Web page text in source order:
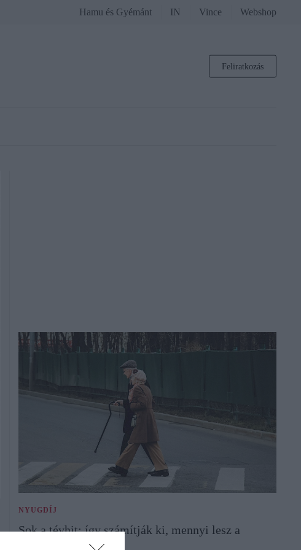
Hamu és Gyémánt IN Vince Webshop
Feliratkozás
NYUGDÍJ
Sok a tévhit: így számítják ki, mennyi lesz a